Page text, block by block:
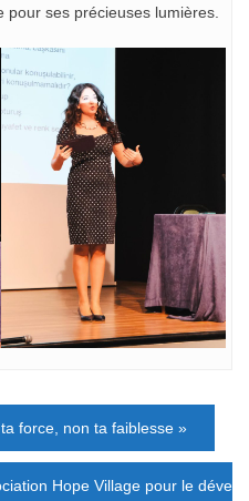
pour ses précieuses lumières.
force, non ta faiblesse »
Hope Village pour le